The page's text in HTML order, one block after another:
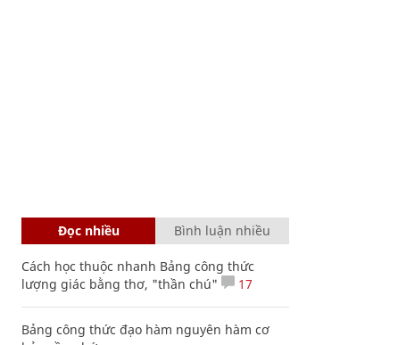
Đọc nhiều Bình luận nhiều
Cách học thuộc nhanh Bảng công thức
lượng giác bằng thơ, "thần chú"
17
Bảng công thức đạo hàm nguyên hàm cơ